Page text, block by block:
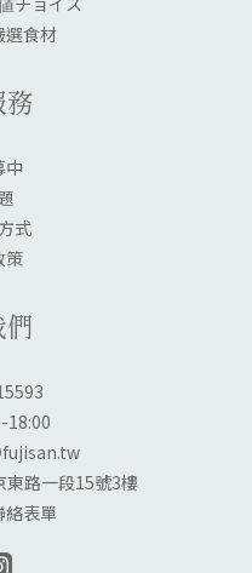
選食材
務
中
式
策
18:00
東路一段15號3樓
絡表單